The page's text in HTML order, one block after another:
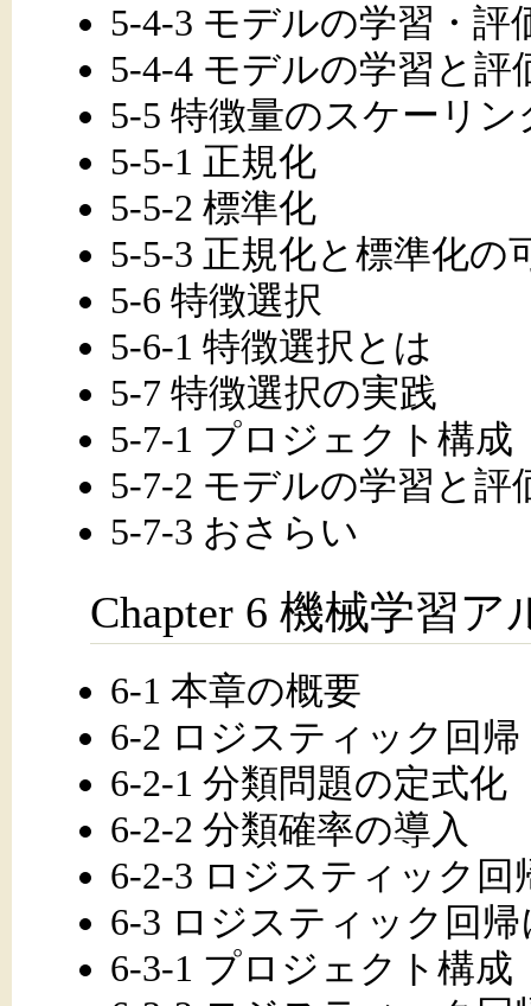
5-4-3 モデルの学習・評
5-4-4 モデルの学習と評
5-5 特徴量のスケーリン
5-5-1 正規化
5-5-2 標準化
5-5-3 正規化と標準化の
5-6 特徴選択
5-6-1 特徴選択とは
5-7 特徴選択の実践
5-7-1 プロジェクト構成
5-7-2 モデルの学習と評
5-7-3 おさらい
Chapter 6 機械学習
6-1 本章の概要
6-2 ロジスティック回帰
6-2-1 分類問題の定式化
6-2-2 分類確率の導入
6-2-3 ロジスティック回
6-3 ロジスティック回
6-3-1 プロジェクト構成